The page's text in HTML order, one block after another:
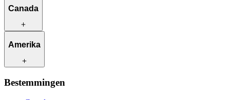
Canada
Reisroutes ter inspiratie
Unieke activiteiten
Ontdek Canada
Beste reistijd
Vluchten & Tussenstops
Amerika
Reisroutes ter inspiratie
Kleinschalige verblijven
Bestemmingen